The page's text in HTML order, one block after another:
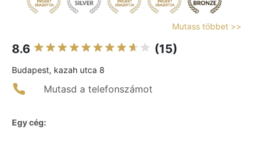
Mutass többet >>
8.6 (15)
Budapest, kazah utca 8
Mutasd a telefonszámot
Egy cég: